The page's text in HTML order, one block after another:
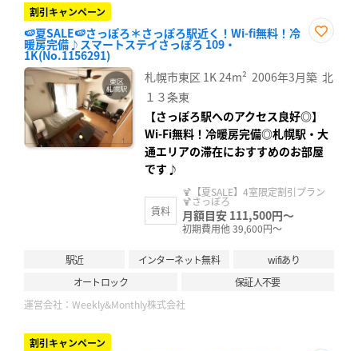
割引キャンペーン
🍉夏SALE🍉さっぽろ＊さっぽろ駅近く！Wi-fi無料！冷
暖房完備♪スマートステイさっぽろ 109・
1K(No.1156291)
り登
録
札幌市東区 1K24m² 2006年3月築 北
１３条東
【さっぽろ駅へのアクセス良好◎】
Wi-Fi無料！冷暖房完備◎札幌駅・大
通エリアの滞在におすすめのお部屋
です♪
賃料
🍹【夏SALE】4室限定割引プラン
🍹さっぽろ
月額目安 111,500円～
初期費用他 39,600円～
駅近 インターネット無料
wifiあり
オートロック
保証人不要
運営会社： Weekly&Monthly株式会社
割引キャンペーン